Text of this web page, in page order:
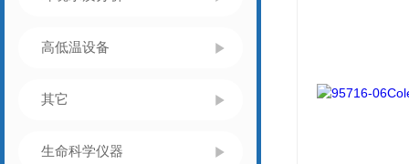
高低温设备
其它
生命科学仪器